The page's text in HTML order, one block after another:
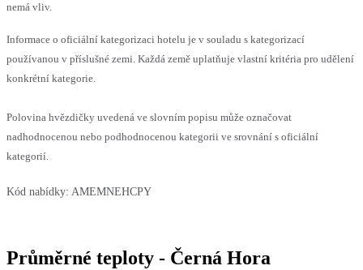
nemá vliv.
Informace o oficiální kategorizaci hotelu je v souladu s kategorizací
používanou v příslušné zemi. Každá země uplatňuje vlastní kritéria pro udělení
konkrétní kategorie.
Polovina hvězdičky uvedená ve slovním popisu může označovat
nadhodnocenou nebo podhodnocenou kategorii ve srovnání s oficiální
kategorií.
Kód nabídky: AMEMNEHCPY
Průměrné teploty - Černá Hora